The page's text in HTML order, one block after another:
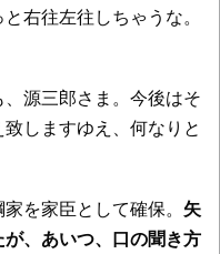
右往左往しちゃうな。
、源三郎さま。今後はそ
しますゆえ、何なりと
を家臣として確保。 矢
、あいつ、口の聞き方